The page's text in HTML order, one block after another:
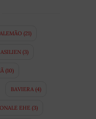
ALEMÃO (21)
(3)
(10)
BAVIERA (4)
EHE(3)